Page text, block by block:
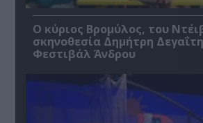
O κύριος Βρομύλος, του
σκηνοθεσία Δημήτρη
Φεστιβάλ Άνδρου